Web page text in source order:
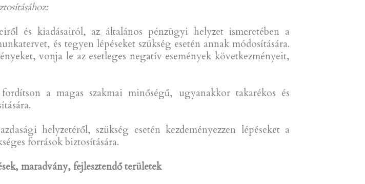
és kiadásairól, az általános pénzügyi helyzet ismeretében a
és tegyen lépéseket szükség esetén annak módosítására.
vonja le az esetleges negatív események következményeit,
a magas szakmai minőségű, ugyanakkor takarékos és
helyzetéről, szükség esetén kezdeményezzen lépéseket a
források biztosítására.
maradvány, fejlesztendő területek